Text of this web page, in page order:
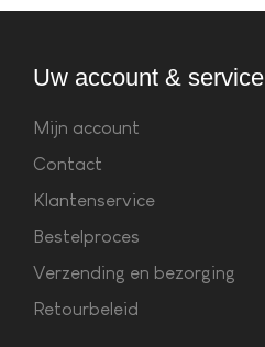
Uw account & service
Mijn account
Contact
Klantenservice
Bestelproces
Verzending en bezorging
Retourbeleid